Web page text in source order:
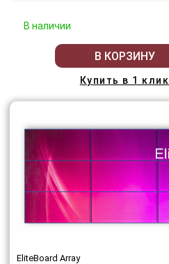
В наличии
В КОРЗИНУ
Купить в 1 клик
EliteBoard Array